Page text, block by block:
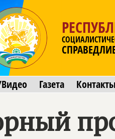
Газета Контакты